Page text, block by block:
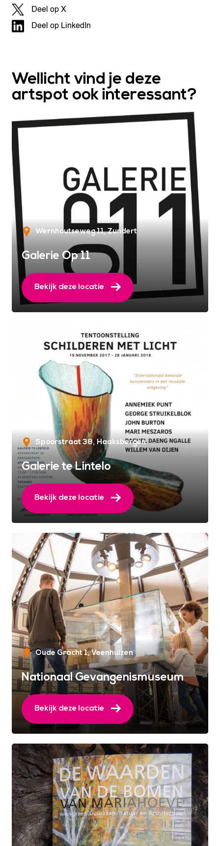
Deel op X
Deel op LinkedIn
Wellicht vind je deze
artspot ook interessant?
Wernhoutseweg 11 Zundert
Galerie Op 11
Bekijk deze locatie
Spoorstraat 38 Haaksbergen
Galerie te Lintelo
Bekijk deze locatie
Oude Gracht 1 Veenhuizen
Nationaal Gevangenismuseum
Bekijk deze locatie